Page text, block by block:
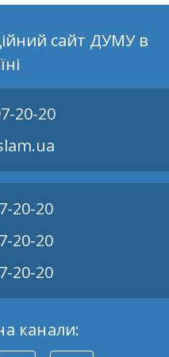
сайт ДУМУ в
20-20
20-20
20-20
20-20
канали: